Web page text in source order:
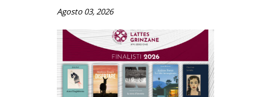
Agosto 03, 2026